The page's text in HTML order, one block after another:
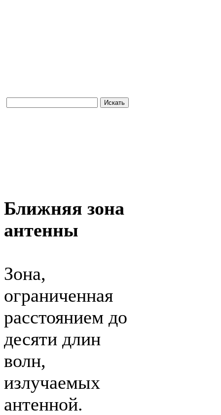
Ближняя зона
антенны
Зона,
ограниченная
расстоянием до
десяти длин
волн,
излучаемых
антенной.